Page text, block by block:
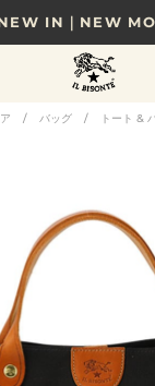
IN｜NEW
まで｜税込11,000
ーンから選べる、新
/ バッグ / トート &